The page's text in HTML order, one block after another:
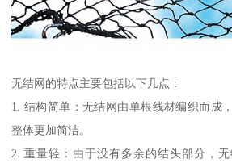
无结网的特点主要包括以下几点：
1. 结构简单：无结网由单根线材编织而成
整体更加简洁。
2. 重量轻：由于没有多余的结头部分，